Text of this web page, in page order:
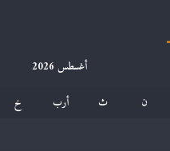
أغسطس 2026
ن ث أرب خ